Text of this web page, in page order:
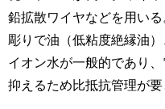
鉛拡散ワイヤなどを用い
彫りで油（低粘度絶縁油
イオン水が一般的であり
抑えるため比抵抗管理が要